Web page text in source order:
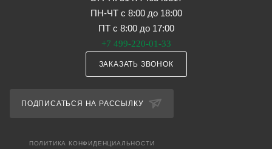
ПН-ЧТ с 8:00 до 18:00
ПТ с 8:00 до 17:00
+7 499-220-01-33
ЗАКАЗАТЬ ЗВОНОК
ПОДПИСАТЬСЯ НА РАССЫЛКУ
ПОЛИТИКА КОНФИДЕНЦИАЛЬНОСТИ